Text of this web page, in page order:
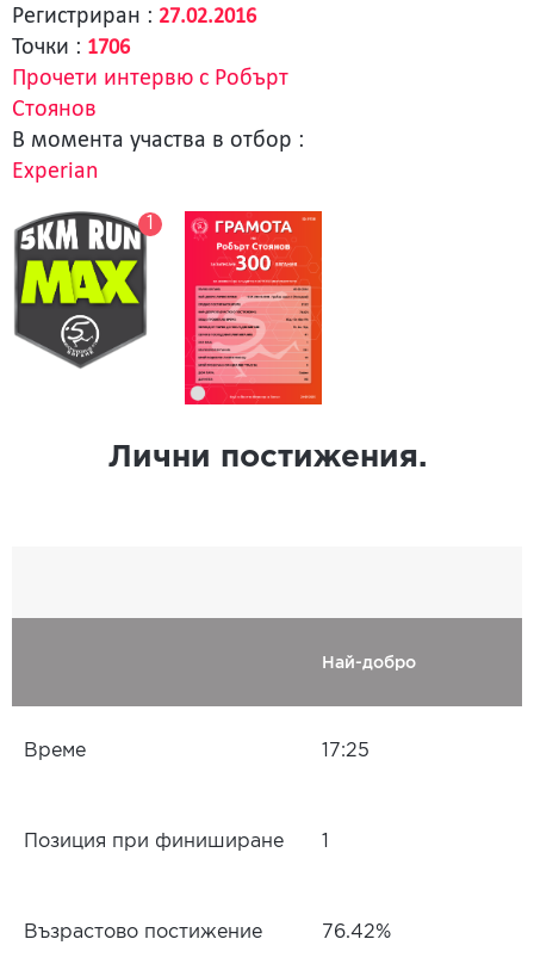
Регистриран : 27.02.2016
Точки : 1706
Прочети интервю с Робърт
Стоянов
В момента участва в отбор :
Experian
Лични постижения.
Най-добро
Време 17:25
Позиция при финиширане
Възрастово постижение 76.42%